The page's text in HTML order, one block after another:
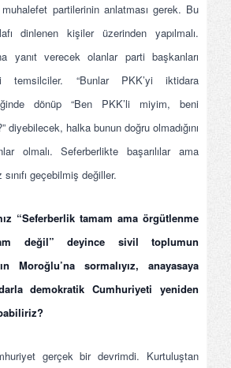
partilerinin anlatması gerek. Bu
dinlenen kişiler üzerinden yapılmalı.
yanıt verecek olanlar parti başkanları
temsilciler. “Bunlar PKK’yi iktidara
dönüp “Ben PKK’li miyim, beni
diyebilecek, halka bunun doğru olmadığını
olmalı. Seferberlikte başarılılar ama
geçebilmiş değiller.
“Seferberlik tamam ama örgütlenme
değil” deyince sivil toplumun
Moroğlu’na sormalıyız, anayasaya
demokratik Cumhuriyeti yeniden
gerçek bir devrimdi. Kurtuluştan